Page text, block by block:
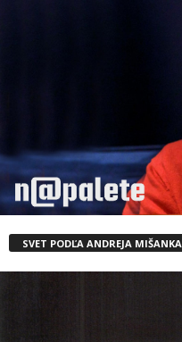
SVET PODĽA ANDREJA MIŠANKA